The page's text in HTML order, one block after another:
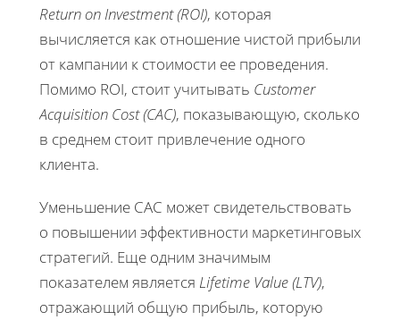
Return on Investment (ROI), которая
вычисляется как отношение чистой прибыли
от кампании к стоимости ее проведения.
Помимо ROI, стоит учитывать Customer
Acquisition Cost (CAC), показывающую, сколько
в среднем стоит привлечение одного
клиента.
Уменьшение CAC может свидетельствовать
о повышении эффективности маркетинговых
стратегий. Еще одним значимым
показателем является Lifetime Value (LTV),
отражающий общую прибыль, которую